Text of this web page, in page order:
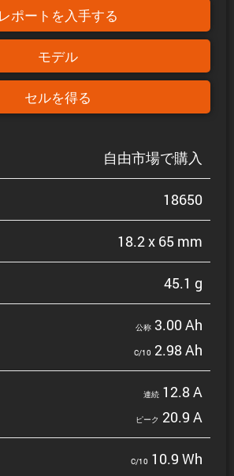
レポートを入手する
モデル
セルを得る
自由市場で購入
18650
18.2 x 65 mm
45.1 g
公称 3.00 Ah
C/10 2.98 Ah
連続 12.8 A
ピーク 20.9 A
C/10 10.9 Wh